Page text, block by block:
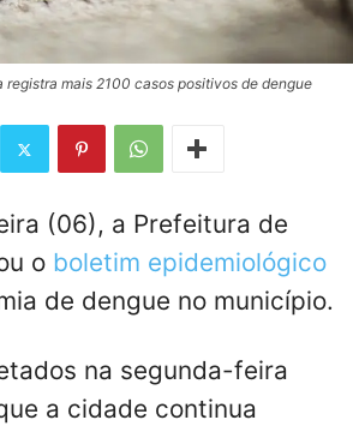
registra mais 2100 casos positivos de dengue
(06), a Prefeitura de
o boletim epidemiológico
de dengue no município.
na segunda-feira
a cidade continua